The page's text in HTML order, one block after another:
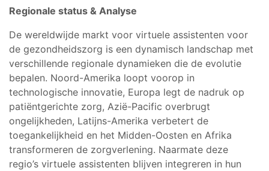
Regionale status & Analyse
De wereldwijde markt voor virtuele assistenten voor
de gezondheidszorg is een dynamisch landschap met
verschillende regionale dynamieken die de evolutie
bepalen. Noord-Amerika loopt voorop in
technologische innovatie, Europa legt de nadruk op
patiëntgerichte zorg, Azië-Pacific overbrugt
ongelijkheden, Latijns-Amerika verbetert de
toegankelijkheid en het Midden-Oosten en Afrika
transformeren de zorgverlening. Naarmate deze
regio’s virtuele assistenten blijven integreren in hun